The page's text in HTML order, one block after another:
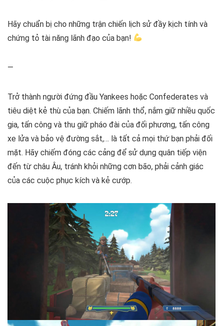
Hãy chuẩn bị cho những trận chiến lịch sử đầy kịch tính và
chứng tỏ tài năng lãnh đạo của bạn!
—
Trở thành người đứng đầu Yankees hoặc Confederates và
tiêu diệt kẻ thù của bạn. Chiếm lãnh thổ, nắm giữ nhiều quốc
gia, tấn công và thu giữ pháo đài của đối phương, tấn công
xe lửa và bảo vệ đường sắt,… là tất cả mọi thứ bạn phải đối
mặt. Hãy chiếm đóng các cảng để sử dụng quân tiếp viện
đến từ châu Âu, tránh khỏi những cơn bão, phải cảnh giác
của các cuộc phục kích và kẻ cướp.